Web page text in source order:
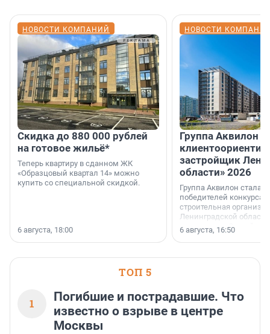
НОВОСТИ КОМПАНИЙ
Скидка до 880 000 рублей
на готовое жильё*
Теперь квартиру в сданном ЖК
«Образцовый квартал 14» можно
купить со специальной скидкой.
6 августа, 18:00
НОВОСТИ
Группа Аквилон
застройщик
области» 2026
Группа Аквилон стала
победителей конкурса
строительная
Ленинградской области
номинации «Самый
застройщик
области».
6 августа, 16:50
ТОП 5
1
Погибшие и пострадавшие. Что
известно о взрыве в центре
Москвы